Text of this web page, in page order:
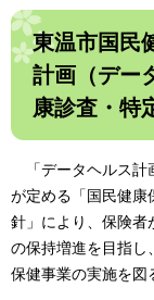
東温市国民
計画（デー
康診査・特
「データヘルス計
が定める「国民健康
針」により、保険者
の保持増進を目指し
保健事業の実施を図